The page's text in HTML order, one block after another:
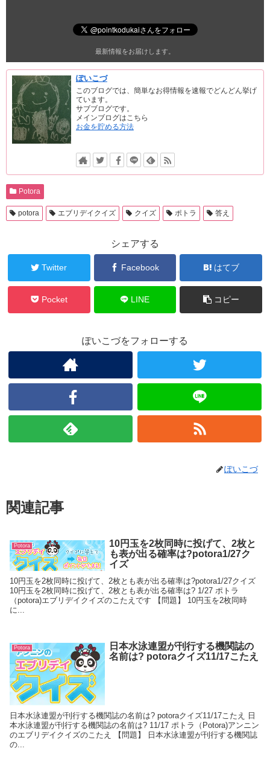
最新情報をお届けします。
ぽいこづ
このブログでは、簡単なお得情報を速報でどんどん挙げ
ています。
サブブログです。
メインブログはこちら
お金を貯める方法
Potora
potora エブリデイクイズ クイズ ポトラ 答え
シェアする
Twitter Facebook はてブ
Pocket LINE コピー
ぽいこづをフォローする
ぽいこづ
関連記事
Potora
10円玉を2枚同時に投げて、2枚と
も表が出る確率は?potora1/27ク
イズ
10円玉を2枚同時に投げて、2枚とも表が出る確率は?potora1/27クイズ
10円玉を2枚同時に投げて、2枚とも表が出る確率は? 1/27 ポトラ
（potora)エブリデイクイズのこたえです 【問題】 10円玉を2枚同時
に...
Potora
日本水泳連盟が刊行する機関誌の
名前は? potoraクイズ11/17こたえ
日本水泳連盟が刊行する機関誌の名前は? potoraクイズ11/17こたえ 日
本水泳連盟が刊行する機関誌の名前は? 11/17 ポトラ（Potora)アンニン
のエブリデイクイズのこたえ 【問題】 日本水泳連盟が刊行する機関誌
の...